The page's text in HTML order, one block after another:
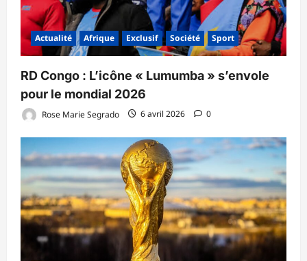
Actualité Afrique Exclusif Société Sport
RD Congo : L’icône « Lumumba » s’envole
pour le mondial 2026
Rose Marie Segrado 6 avril 2026 0